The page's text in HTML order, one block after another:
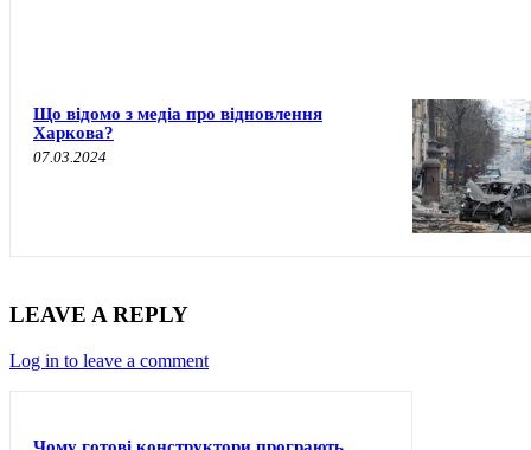
Що відомо з медіа про відновлення
Харкова?
07.03.2024
LEAVE A REPLY
Log in to leave a comment